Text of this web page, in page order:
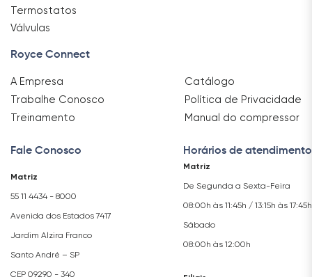
Termostatos
Válvulas
Royce Connect
A Empresa
Trabalhe Conosco
Treinamento
Catálogo
Política de Privacidade
Manual do compressor
Fale Conosco
Matriz
55 11 4434 - 8000
Avenida dos Estados 7417
Jardim Alzira Franco
Santo André – SP
CEP 09290 - 340
Horários de atendimento
Matriz
De Segunda a Sexta-Feira
08:00h às 11:45h / 13:15h às 17:45h
Sábado
08:00h às 12:00h